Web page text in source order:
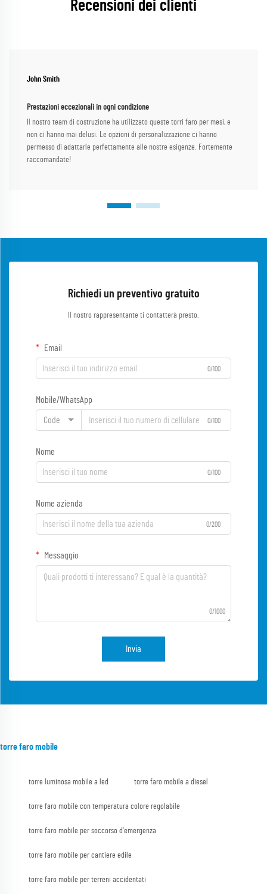
Recensioni dei clienti
John Smith
Prestazioni eccezionali in ogni condizione
Il nostro team di costruzione ha utilizzato queste torri faro per mesi, e
non ci hanno mai delusi. Le opzioni di personalizzazione ci hanno
permesso di adattarle perfettamente alle nostre esigenze. Fortemente
raccomandate!
Richiedi un preventivo gratuito
Il nostro rappresentante ti contatterà presto.
Email
0/100
Mobile/WhatsApp
Code 0/100
Nome
0/100
Nome azienda
0/200
Messaggio
0/1000
Invia
torre faro mobile
torre luminosa mobile a led torre faro mobile a diesel
torre faro mobile con temperatura colore regolabile
torre faro mobile per soccorso d'emergenza
torre faro mobile per cantiere edile
torre faro mobile per terreni accidentati